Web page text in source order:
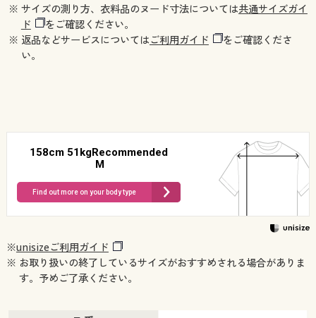
※ サイズの測り方、衣料品のヌード寸法については共通サイズガイ
ド
をご確認ください。
※ 返品などサービスについてはご利用ガイド
をご確認くださ
い。
158cm 51kgRecommended
M
Find out more on your body type
※unisizeご利用ガイド
※ お取り扱いの終了しているサイズがおすすめされる場合がありま
す。予めご了承ください。